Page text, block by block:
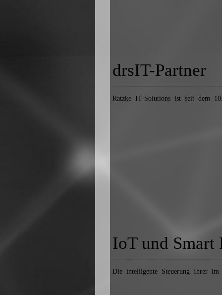
drsIT-Partner
Ratzke IT-Solutions ist seit dem
IoT und Smart
Die intelligente Steuerung Ihrer im